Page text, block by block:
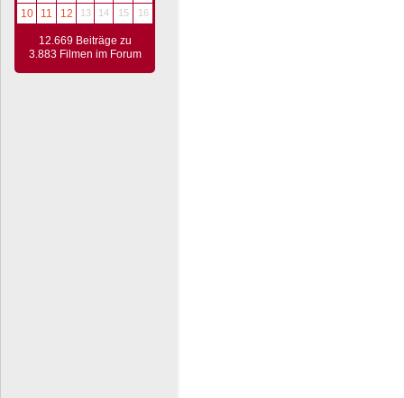
10
11 12 13 14 15 16
12.669 Beiträge zu
3.883 Filmen im Forum